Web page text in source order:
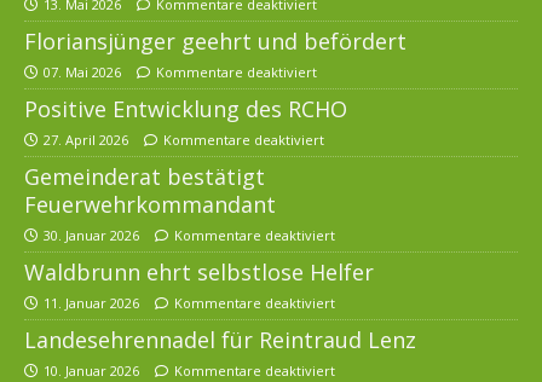
13. Mai 2026 Kommentare deaktiviert
Floriansjünger geehrt und befördert
07. Mai 2026 Kommentare deaktiviert
Positive Entwicklung des RCHO
27. April 2026 Kommentare deaktiviert
Gemeinderat bestätigt
Feuerwehrkommandant
30. Januar 2026 Kommentare deaktiviert
Waldbrunn ehrt selbstlose Helfer
11. Januar 2026 Kommentare deaktiviert
Landesehrennadel für Reintraud Lenz
10. Januar 2026 Kommentare deaktiviert